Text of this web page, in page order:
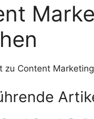
zu Content